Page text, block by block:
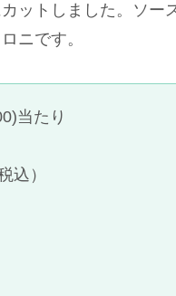
ットしました。ソー
ニです。
当たり
込）